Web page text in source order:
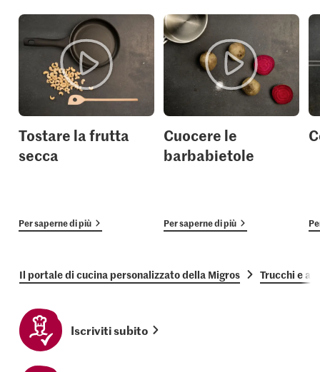
Tostare la frutta
secca
Per saperne di più
Cuocere le
barbabietole
Per saperne di più
Il portale di cucina personalizzato della Migros Trucchi e
Iscriviti subito